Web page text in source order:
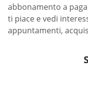
abbonamento a
ti piace e vedi
appuntamenti,